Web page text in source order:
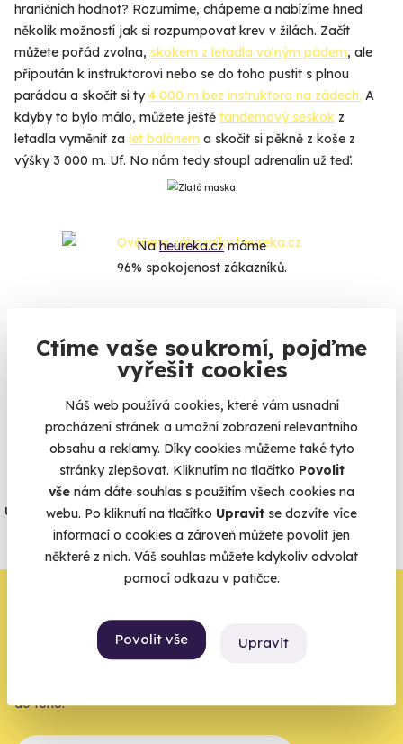
Ctíme vaše soukromí, pojďme
vyřešit cookies
Náš web používá cookies, které vám usnadní
procházení stránek a umožní zobrazení relevantního
obsahu a reklamy. Díky cookies můžeme také tyto
stránky zlepšovat. Kliknutím na tlačítko Povolit
vše nám dáte souhlas s použitím všech cookies na
webu. Po kliknutí na tlačítko Upravit se dozvíte více
informací o cookies a zároveň můžete povolit jen
některé z nich. Váš souhlas můžete kdykoliv odvolat
pomocí odkazu v patičce.
Povolit vše Upravit
hraničních hodnot? Rozumíme, chápeme a nabízíme hned
několik možností jak si rozpumpovat krev v žilách. Začít
můžete pořád zvolna, skokem z letadla volným pádem, ale
připoután k instruktorovi nebo se do toho pustit s plnou
parádou a skočit si ty4 000 m bez instruktora na zádech. A
kdyby to bylo málo, můžete ještě tandemový seskok z
letadla vyměnit za let balónem a skočit si pěkně z koše z
výšky 3 000 m. Uf. No nám tedy stoupl adrenalin už teď.
Naheureka.czmáme
96% spokojenost zákazníků.
Co si o nás myslí
Zobraz ohlasy
Vše umíme pojistit
Jeden nikdy neví. Máme nejvyšší
úrazové pojištění z nabídky zážitkových
agentur.
Vše o pojištění
zbytek zařídíme my
do toho.